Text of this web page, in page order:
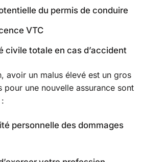
du permis de conduire
VTC
civile totale en cas d’accident
avoir un malus élevé est un gros
pour une nouvelle assurance sont
personnelle des dommages